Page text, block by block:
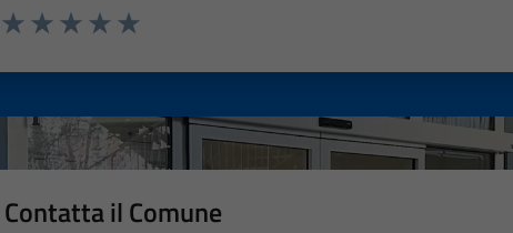
Contatta il Comune